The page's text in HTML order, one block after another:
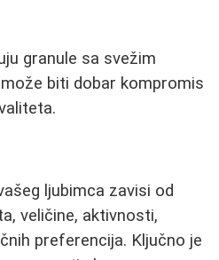
granule sa svežim
biti dobar kompromis
ljubimca zavisi od
veličine, aktivnosti,
preferencija. Ključno je